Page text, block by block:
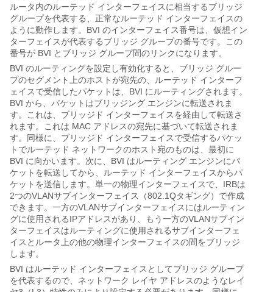
ルータ内のルーテッド インターフェイスに相当するブリッジ
グループを代表する、正常なルーテッド インターフェイスの
ように動作します。BVI のインターフェイス番号は、仮想イン
ターフェイスが代表するブリッジ グループの番号です。この
番号が BVI とブリッジ グループ間のリンクになります。
BVI のルーティングを設定し有効化すると、ブリッジ グルー
プのセグメント上のホストが宛先の、ルーテッド インターフ
ェイスで受信したパケットは、BVI にルーティングされます。
BVI から、パケットはブリッジング エンジンに転送されま
す。これは、ブリッジド インターフェイスを経由して転送さ
れます。これは MAC アドレスの宛先に基づいて転送されま
す。同様に、ブリッジド インターフェイスで受信するパケッ
トでルーテッド ネットワークのホスト宛のものは、最初に
BVI に向かいます。次に、BVI はルーティング エンジンにパ
ケットを転送してから、ルーテッド インターフェイスからパ
ケットを送信します。単一の物理インターフェイスで、IRBは
2つのVLANサブインターフェイス（802.1Qタギング）で作成
できます。一方のVLANサブインターフェイスにはルーティン
グに使用されるIPアドレスがあり、もう一方のVLANサブイン
ターフェイスはルーティングに使用されるサブインターフェ
イスとルータ上の他の物理インターフェイスの間をブリッジ
します。
BVI はルーテッド インターフェイスとしてブリッジ グループ
を代表するので、ネットワーク レイヤ アドレスのようなレイ